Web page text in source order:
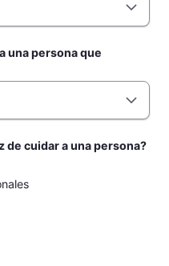
una persona que
de cuidar a una persona?